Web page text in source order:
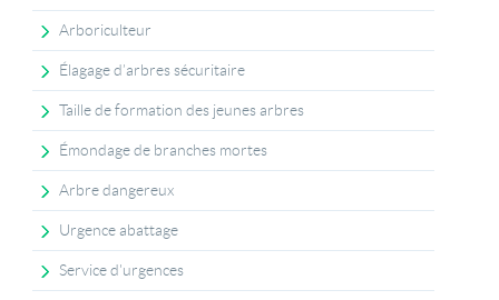
Arboriculteur
Élagage d’arbres sécuritaire
Taille de formation des jeunes arbres
Émondage de branches mortes
Arbre dangereux
Urgence abattage
Service d'urgences